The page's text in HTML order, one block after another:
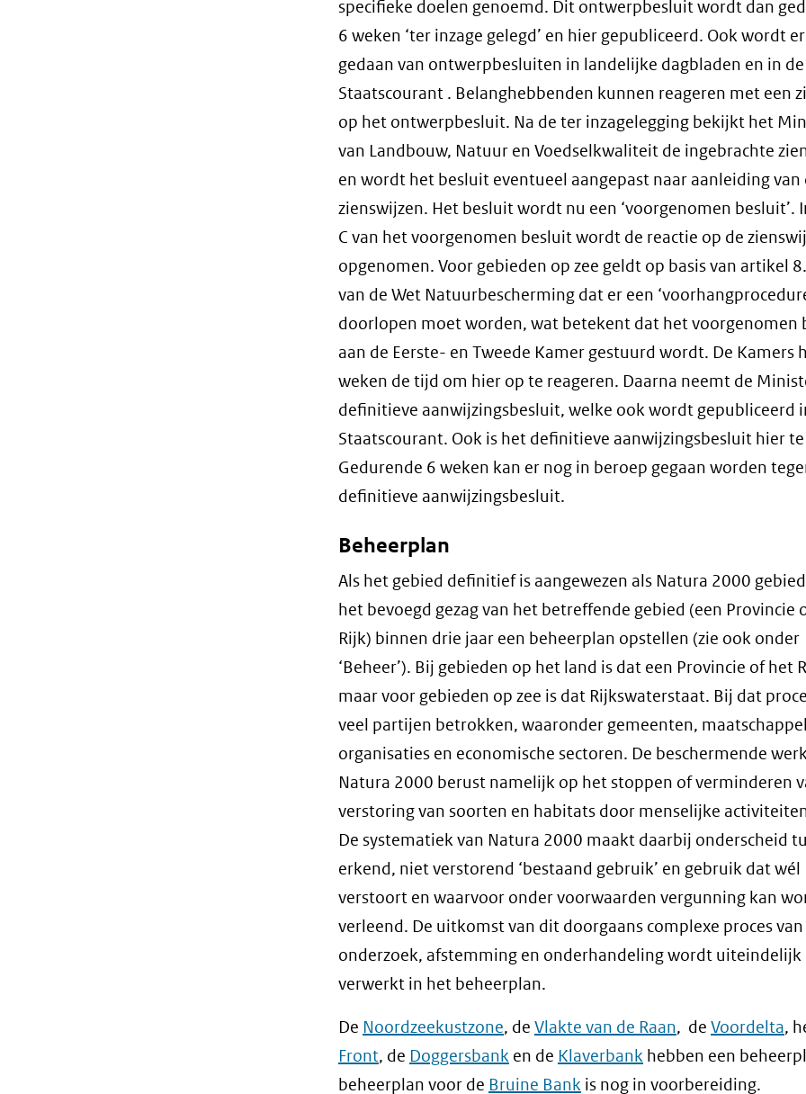
specifieke doelen genoemd. Dit ontwerpbesluit wordt dan
6 weken ‘ter inzage gelegd’ en hier gepubliceerd. Ook wordt
gedaan van ontwerpbesluiten in landelijke dagbladen en in de
Staatscourant . Belanghebbenden kunnen reageren met een
op het ontwerpbesluit. Na de ter inzagelegging bekijkt het
van Landbouw, Natuur en Voedselkwaliteit de ingebrachte
en wordt het besluit eventueel aangepast naar aanleiding van
zienswijzen. Het besluit wordt nu een ‘voorgenomen besluit’.
C van het voorgenomen besluit wordt de reactie op de
opgenomen. Voor gebieden op zee geldt op basis van artikel
van de Wet Natuurbescherming dat er een
doorlopen moet worden, wat betekent dat het voorgenomen
aan de Eerste- en Tweede Kamer gestuurd wordt. De Kamers
weken de tijd om hier op te reageren. Daarna neemt de
definitieve aanwijzingsbesluit, welke ook wordt gepubliceerd
Staatscourant. Ook is het definitieve aanwijzingsbesluit hier
Gedurende 6 weken kan er nog in beroep gegaan worden
definitieve aanwijzingsbesluit.
Beheerplan
Als het gebied definitief is aangewezen als Natura 2000
het bevoegd gezag van het betreffende gebied (een Provincie
Rijk) binnen drie jaar een beheerplan opstellen (zie ook onder
‘Beheer’). Bij gebieden op het land is dat een Provincie of het
maar voor gebieden op zee is dat Rijkswaterstaat. Bij dat
veel partijen betrokken, waaronder gemeenten,
organisaties en economische sectoren. De beschermende
Natura 2000 berust namelijk op het stoppen of verminderen
verstoring van soorten en habitats door menselijke
De systematiek van Natura 2000 maakt daarbij onderscheid
erkend, niet verstorend ‘bestaand gebruik’ en gebruik dat wél
verstoort en waarvoor onder voorwaarden vergunning kan
verleend. De uitkomst van dit doorgaans complexe proces van
onderzoek, afstemming en onderhandeling wordt uiteindelijk
verwerkt in het beheerplan.
De Noordzeekustzone, de Vlakte van de Raan, de Voordelta,
Front, de Doggersbank en de Klaverbank hebben een
beheerplan voor de Bruine Bank is nog in voorbereiding.